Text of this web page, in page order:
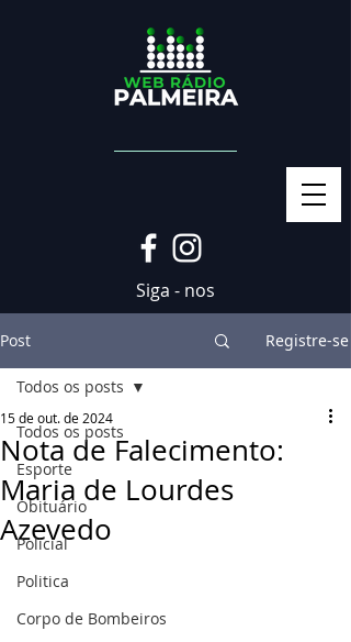
Siga - nos
Post Registre-se
Todos os posts
Esporte
Obituário
Policial
Politica
Corpo de Bombeiros
Todos os posts
Nota de Falecimento:
Maria de Lourdes
Azevedo
15 de out. de 2024